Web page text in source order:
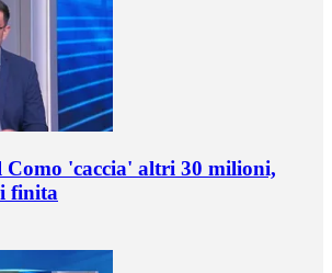
Como 'caccia' altri 30 milioni,
finita